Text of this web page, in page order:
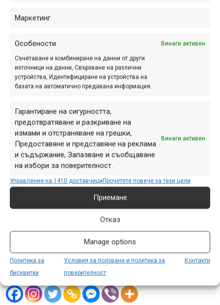
Маркетинг
Особености Винаги активен
Съчетаване и комбиниране на данни от други
източници на данни, Свързване на различни
устройства, Идентифициране на устройства на
базата на автоматично предавана информация.
Гарантиране на сигурността,
предотвратяване и разкриване на
измами и отстраняване на грешки,
Предоставяне и представяне на реклама
и съдържание, Запазване и съобщаване
на избори за поверителност.
Винаги активен
Управление на 1410 доставчициПрочетете повече за тези цели
Приемане
Отказ
Manage options
Политика за
бисквитки
Условия за ползване и политика за
поверителност
Контакти
SHIMANO | DH разговор със Стив Пийт и Никола
Вуйо
Ако сте гледали и ви е харесалозабавното видео
двама от най-легендарните състезатели в дисциплината
спускане, със сигурност ще ви е интересно и това
интервю, в което те споделят интересни подробности за
състезанията и живота си преди и сега.
https://www.youtube.com/watch?v=Yw5ebCm9TvU
Inside The Helmet | Red Bull Rampage 2018
Още един поглед към Red Bull Rampage 2018,
пресъздаващ и моментите на радост и тържество, и тези
на разочарование и болка. Ако сте фенове на това
състезание и на фрийрайда като цяло, това видео
определено заслужава вниманието ви!
https://www.youtube.com/watch?v=cr_syLEjQO4